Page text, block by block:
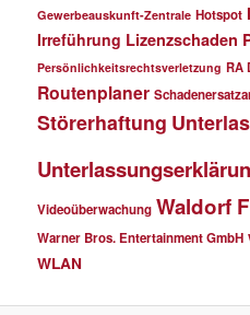
Gewerbeauskunft-Zentrale Hotspot
Irreführung Lizenzschaden
Persönlichkeitsrechtsverletzung RA
Routenplaner
Störerhaftung
Videoüberwachung Waldorf
Warner Bros. Entertainment GmbH
WLAN